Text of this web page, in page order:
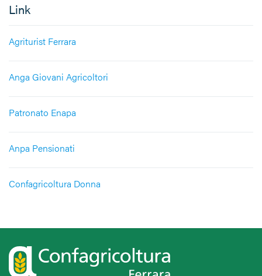
Link
Agriturist Ferrara
Anga Giovani Agricoltori
Patronato Enapa
Anpa Pensionati
Confagricoltura Donna